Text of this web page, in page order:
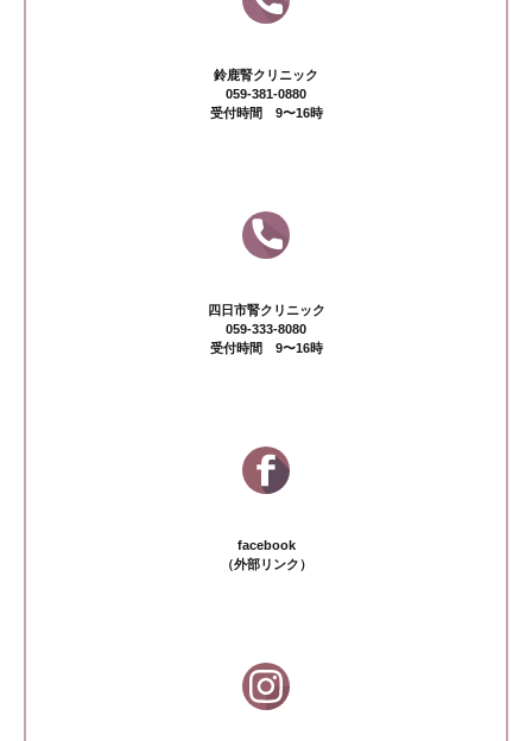
鈴鹿腎クリニック
059-381-0880
受付時間 9〜16時
四日市腎クリニック
059-333-8080
受付時間 9〜16時
facebook
（外部リンク）